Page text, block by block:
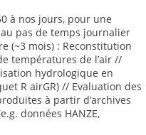
à nos jours, pour une
pas de temps journalier
(~3 mois) : Reconstitution
températures de l’air //
hydrologique en
R airGR) // Evaluation des
à partir d’archives
données HANZE,